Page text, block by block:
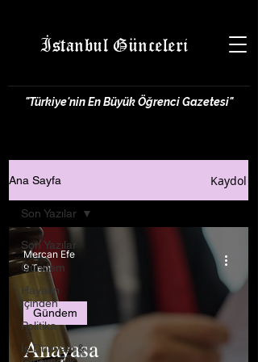
İstanbul Günceleri
"Türkiye'nin En Büyük Öğrenci Gazetesi"
Ana Sayfa Kaydol
Son Yazılar
Gündem
Hayatın
İçinden
Politika
İş Dünyası &
Son Yazılar
Anayasa
Gündem
Mercan Efe
9 Tem